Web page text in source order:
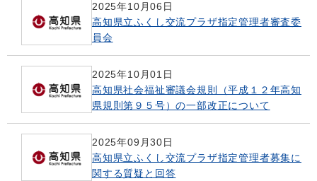
2025年10月06日
高知県立ふくし交流プラザ指定管理者審査委
員会
2025年10月01日
高知県社会福祉審議会規則（平成１２年高知
県規則第９５号）の一部改正について
2025年09月30日
高知県立ふくし交流プラザ指定管理者募集に
関する質疑と回答